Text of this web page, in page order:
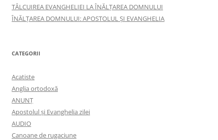
TÂLCUIREA EVANGHELIEI LA ÎNĂLŢAREA DOMNULUI
ÎNĂLŢAREA DOMNULUI: APOSTOLUL ȘI EVANGHELIA
CATEGORII
Acatiste
Anglia ortodoxă
ANUNŢ
Apostolul şi Evanghelia zilei
AUDIO
Canoane de rugaciune